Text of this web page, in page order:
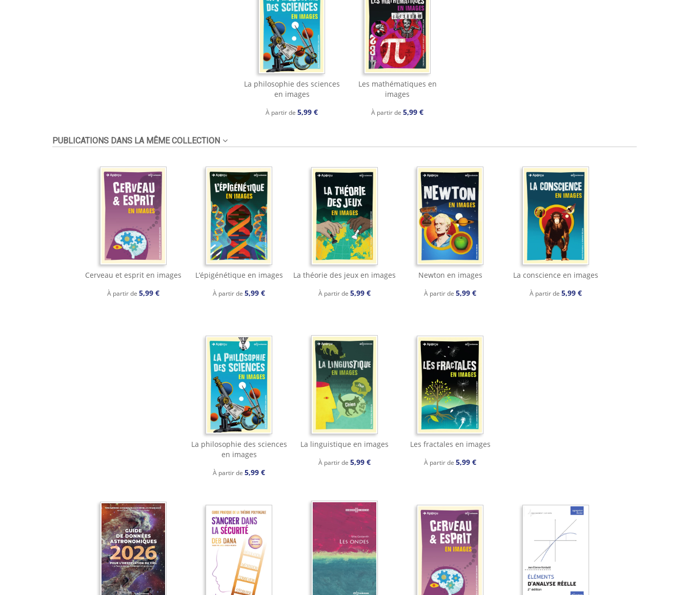
La philosophie des sciences
en images
À partir de 5,99 €
Les mathématiques en
images
À partir de 5,99 €
PUBLICATIONS DANS LA MÊME COLLECTION
Cerveau et esprit en images
À partir de 5,99 €
L’épigénétique en images
À partir de 5,99 €
La théorie des jeux en images
À partir de 5,99 €
Newton en images
À partir de 5,99 €
La conscience en images
À partir de 5,99 €
La philosophie des sciences
en images
À partir de 5,99 €
La linguistique en images
À partir de 5,99 €
Les fractales en images
À partir de 5,99 €